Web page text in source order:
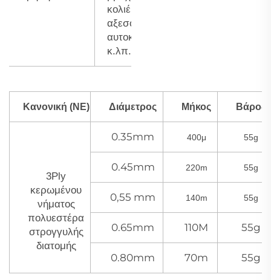
κολιέ,
αξεσουάρ
αυτοκινήτου
κ.λπ.
Κανονική (NE) Διάμετρος Μήκος Βάρος
3Ply
κερωμένου
νήματος
πολυεστέρα
στρογγυλής
διατομής
0.35mm 400μ 55g
0.45mm 220m 55g
0,55 mm 140m 55g
0.65mm 110M 55g
0.80mm 70m 55g